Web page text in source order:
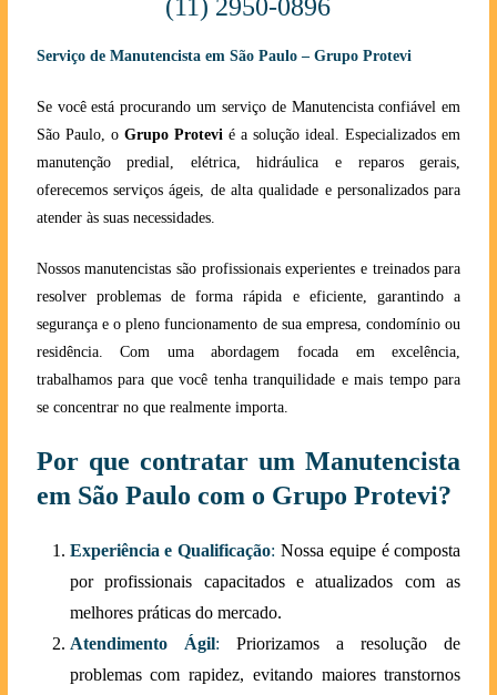
(11) 2950-0896
Serviço de Manutencista em São Paulo – Grupo Protevi
Se você está procurando um serviço de Manutencista confiável em
São Paulo, o Grupo Protevié a solução ideal. Especializados em
manutenção predial, elétrica, hidráulica e reparos gerais,
oferecemos serviços ágeis, de alta qualidade e personalizados para
atender às suas necessidades.
Nossos manutencistas são profissionais experientes e treinados para
resolver problemas de forma rápida e eficiente, garantindo a
segurança e o pleno funcionamento de sua empresa, condomínio ou
residência. Com uma abordagem focada em excelência,
trabalhamos para que você tenha tranquilidade e mais tempo para
se concentrar no que realmente importa.
Por que contratar um Manutencista
em São Paulo com o Grupo Protevi?
Experiência e Qualificação: Nossa equipe é composta
por profissionais capacitados e atualizados com as
melhores práticas do mercado.
Atendimento Ágil: Priorizamos a resolução de
problemas com rapidez, evitando maiores transtornos